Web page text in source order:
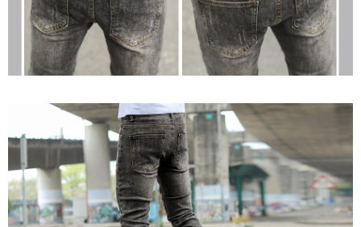
恩沛科技股份有限公司將有權停止該用戶之使用額度並採取法律行動。